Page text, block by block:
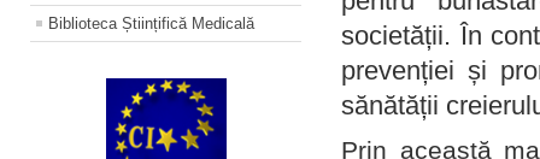
Biblioteca Științifică Medicală
societății. În
prevenției și
sănătății
Prin această